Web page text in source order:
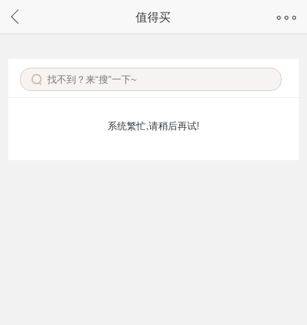
请通过微信或支付宝搜“奇兔客小程序”访问
值得买
系统繁忙,请稍后再试!